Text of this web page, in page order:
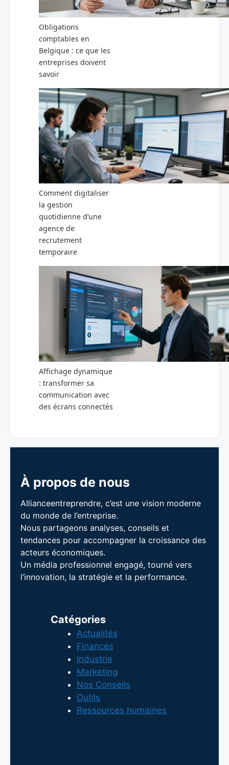
Obligations
comptables en
Belgique : ce que les
entreprises doivent
savoir
Comment digitaliser
la gestion
quotidienne d’une
agence de
recrutement
temporaire
Affichage dynamique
: transformer sa
communication avec
des écrans connectés
À propos de nous
Allianceentreprendre, c’est une vision moderne
du monde de l’entreprise.
Nous partageons analyses, conseils et
tendances pour accompagner la croissance des
acteurs économiques.
Un média professionnel engagé, tourné vers
l’innovation, la stratégie et la performance.
Catégories
Actualités
Finances
Industrie
Marketing
Nos Conseils
Outils
Ressources humaines